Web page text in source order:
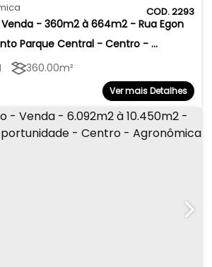
2293
- 360m2 à 664m2 - Rua Egon
Parque Central - Centro -
m²360.00m²
Ver mais Detalhes